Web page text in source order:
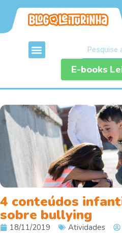
E-books
4 conteúdos
sobre bullying
18/11/2019 Atividades